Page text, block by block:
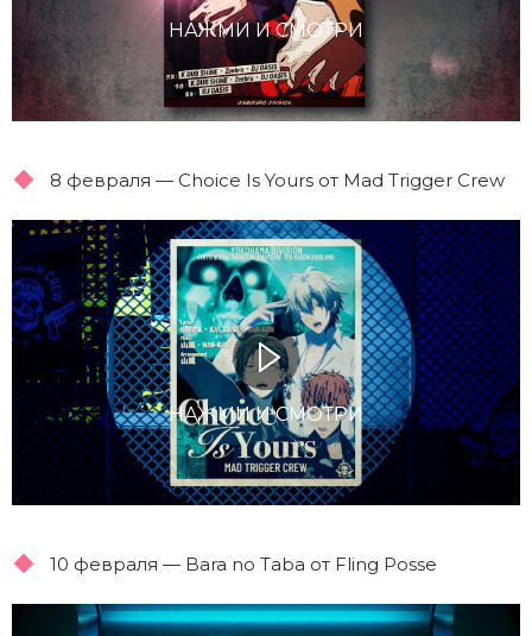
НАЖМИ И СМОТРИ
8 февраля — Choice Is Yours от Mad Trigger Crew
НАЖМИ И СМОТРИ
10 февраля — Bara no Taba от Fling Posse